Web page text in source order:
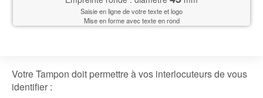
Saisie en ligne de votre texte et logo
Mise en forme avec texte en rond
Votre Tampon doit permettre à vos interlocuteurs de vous
identifier :